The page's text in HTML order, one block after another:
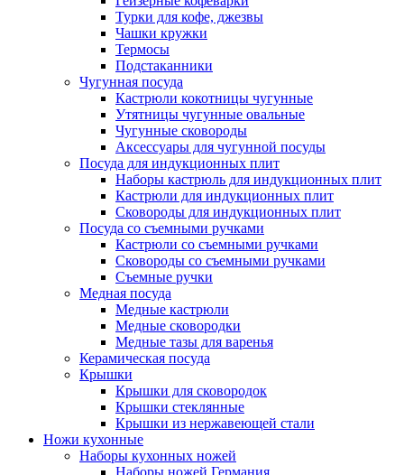
Турки для кофе, джезвы
Чашки кружки
Термосы
Подстаканники
Чугунная посуда
Кастрюли кокотницы чугунные
Утятницы чугунные овальные
Чугунные сковороды
Аксессуары для чугунной посуды
Посуда для индукционных плит
Наборы кастрюль для индукционных плит
Кастрюли для индукционных плит
Сковороды для индукционных плит
Посуда со съемными ручками
Кастрюли со съемными ручками
Сковороды со съемными ручками
Съемные ручки
Медная посуда
Медные кастрюли
Медные сковородки
Медные тазы для варенья
Керамическая посуда
Крышки
Крышки для сковородок
Крышки стеклянные
Крышки из нержавеющей стали
Ножи кухонные
Наборы кухонных ножей
Наборы ножей Германия